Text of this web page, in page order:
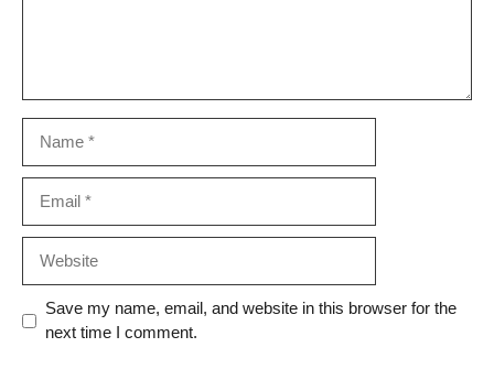
Save my name, email, and website in this browser for the
next time I comment.